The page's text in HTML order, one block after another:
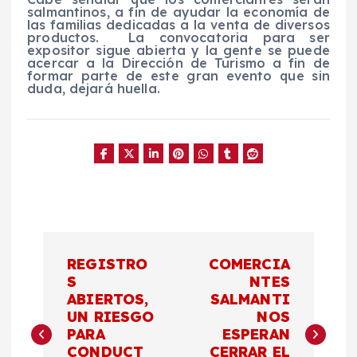
salmantinos, a fin de ayudar la economía de
las familias dedicadas a la venta de diversos
productos.
La convocatoria para ser
expositor sigue abierta y la gente se puede
acercar a la Dirección de Turismo a fin de
formar parte de este gran evento que sin
duda, dejará huella.
v
REGISTRO
S
ABIERTOS,
UN RIESGO
PARA
CONDUCT
COMERCIA
NTES
SALMANTI
NOS
ESPERAN
CERRAR EL